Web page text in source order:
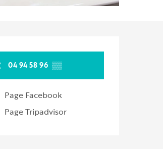
et coordonnées
04 94 58 96 ▒▒
Page Facebook
Page Tripadvisor